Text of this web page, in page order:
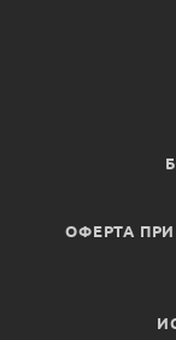
ОФЕРТА